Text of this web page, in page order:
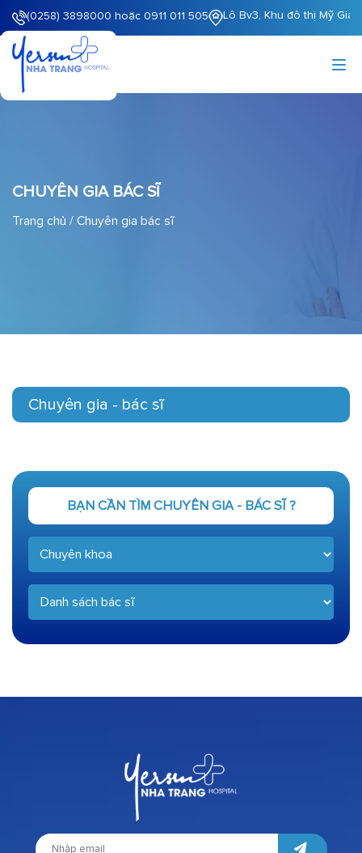
(0258) 3898000 hoặc 0911 011 505 Lô Bv3, Khu đô thị Mỹ
CHUYÊN GIA BÁC SĨ
Trang chủ / Chuyên gia bác sĩ
Chuyên gia - bác sĩ
BẠN CẦN TÌM CHUYÊN GIA - BÁC SĨ ?